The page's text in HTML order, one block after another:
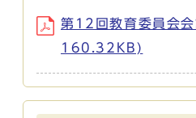
第12回教育委員会
160.32KB)